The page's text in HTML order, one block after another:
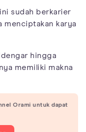
sudah berkarier
menciptakan karya
hingga
memiliki makna
Orami untuk dapat